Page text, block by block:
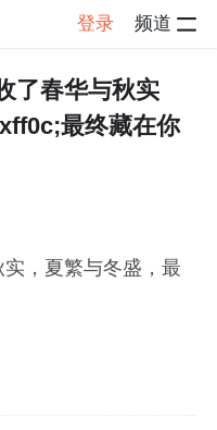
登录 频道
帖子详情
了春华与秋实
最终藏在你
，夏繁与冬盛，最